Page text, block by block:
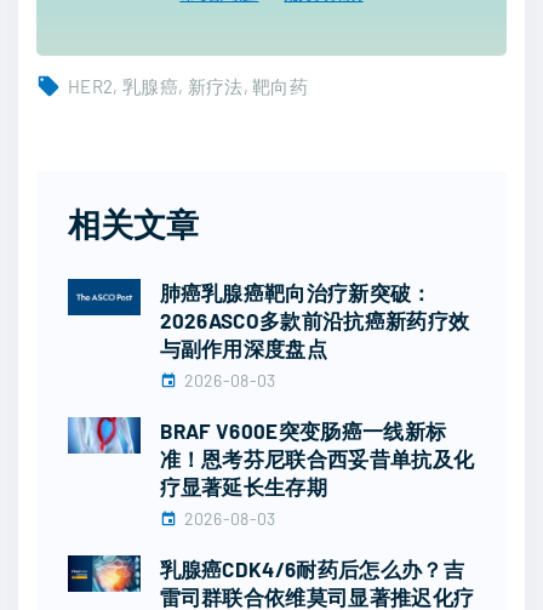
HER2 乳腺癌 新疗法 靶向药
相关文章
肺癌乳腺癌靶向治疗新突破：
2026ASCO多款前沿抗癌新药疗效
与副作用深度盘点
2026-08-03
BRAF V600E突变肠癌一线新标
准！恩考芬尼联合西妥昔单抗及化
疗显著延长生存期
2026-08-03
乳腺癌CDK4/6耐药后怎么办？吉
雷司群联合依维莫司显著推迟化疗